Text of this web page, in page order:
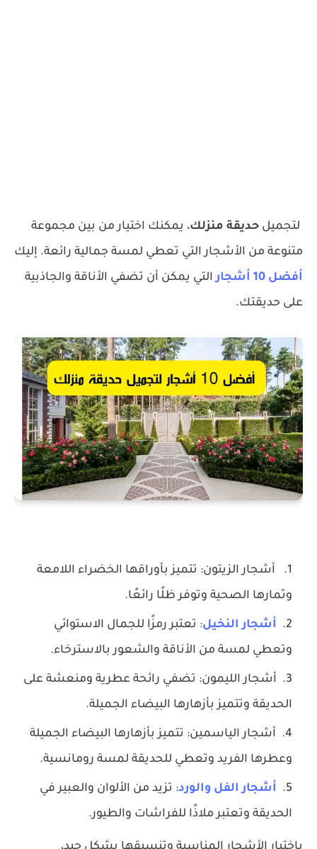
لتجميل حديقة منزلك، يمكنك اختيار من بين مجموعة
متنوعة من الأشجار التي تعطي لمسة جمالية رائعة. إليك
أفضل 10 أشجار
التي يمكن أن تضفي الأناقة والجاذبية
على حديقتك.
أشجار الزيتون: تتميز بأوراقها الخضراء اللامعة
وثمارها الصحية وتوفر ظلًا رائعًا.
أشجار النخيل: تعتبر رمزًا للجمال الاستوائي
وتعطي لمسة من الأناقة والشعور بالاسترخاء.
أشجار الليمون: تضفي رائحة عطرية ومنعشة على
الحديقة وتتميز بأزهارها البيضاء الجميلة.
أشجار الياسمين: تتميز بأزهارها البيضاء الجميلة
وعطرها الفريد وتعطي للحديقة لمسة رومانسية.
أشجار الفل والورد: تزيد من الألوان والعبير في
الحديقة وتعتبر ملاذًا للفراشات والطيور.